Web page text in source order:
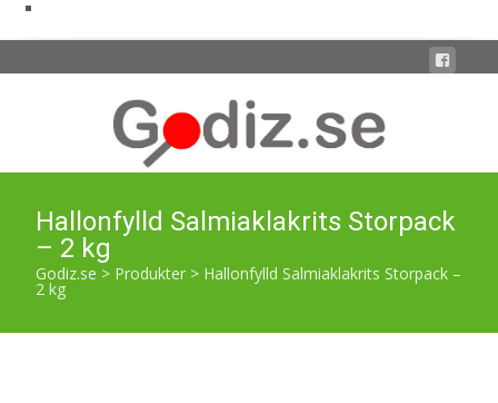
Hallonfylld Salmiaklakrits Storpack
– 2 kg
Godiz.se > Produkter > Hallonfylld Salmiaklakrits Storpack –
2 kg